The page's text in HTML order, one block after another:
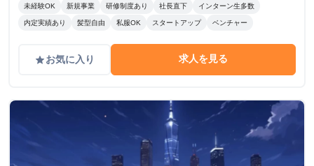
未経験OK 新規事業 研修制度あり 社長直下 インターン生多数
内定実績あり 髪型自由 私服OK スタートアップ ベンチャー
gradeお気に入り 求人を見る